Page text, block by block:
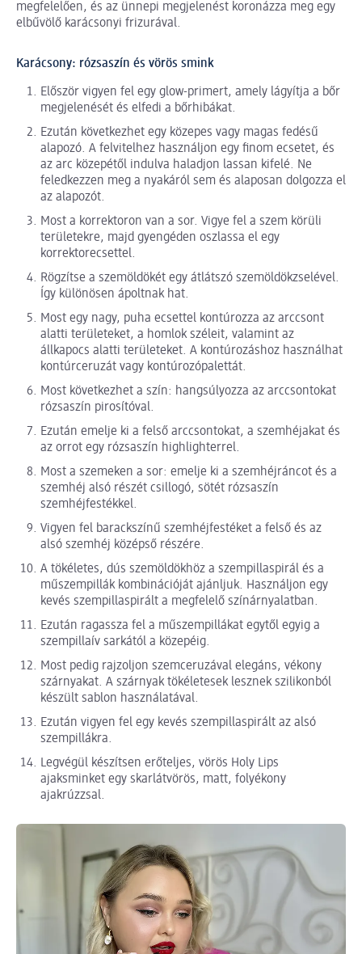
megfelelően, és az ünnepi megjelenést koronázza meg egy
elbűvölő karácsonyi frizurával.
Karácsony: rózsaszín és vörös smink
Először vigyen fel egy glow-primert, amely lágyítja a bőr
megjelenését és elfedi a bőrhibákat.
Ezután következhet egy közepes vagy magas fedésű
alapozó. A felvitelhez használjon egy finom ecsetet, és
az arc közepétől indulva haladjon lassan kifelé. Ne
feledkezzen meg a nyakáról sem és alaposan dolgozza el
az alapozót.
Most a korrektoron van a sor. Vigye fel a szem körüli
területekre, majd gyengéden oszlassa el egy
korrektorecsettel.
Rögzítse a szemöldökét egy átlátszó szemöldökzselével.
Így különösen ápoltnak hat.
Most egy nagy, puha ecsettel kontúrozza az arccsont
alatti területeket, a homlok széleit, valamint az
állkapocs alatti területeket. A kontúrozáshoz használhat
kontúrceruzát vagy kontúrozópalettát.
Most következhet a szín: hangsúlyozza az arccsontokat
rózsaszín pirosítóval.
Ezután emelje ki a felső arccsontokat, a szemhéjakat és
az orrot egy rózsaszín highlighterrel.
Most a szemeken a sor: emelje ki a szemhéjráncot és a
szemhéj alsó részét csillogó, sötét rózsaszín
szemhéjfestékkel.
Vigyen fel barackszínű szemhéjfestéket a felső és az
alsó szemhéj középső részére.
A tökéletes, dús szemöldökhöz a szempillaspirál és a
műszempillák kombinációját ajánljuk. Használjon egy
kevés szempillaspirált a megfelelő színárnyalatban.
Ezután ragassza fel a műszempillákat egytől egyig a
szempillaív sarkától a közepéig.
Most pedig rajzoljon szemceruzával elegáns, vékony
szárnyakat. A szárnyak tökéletesek lesznek szilikonból
készült sablon használatával.
Ezután vigyen fel egy kevés szempillaspirált az alsó
szempillákra.
Legvégül készítsen erőteljes, vörös Holy Lips
ajaksminket egy skarlátvörös, matt, folyékony
ajakrúzzsal.